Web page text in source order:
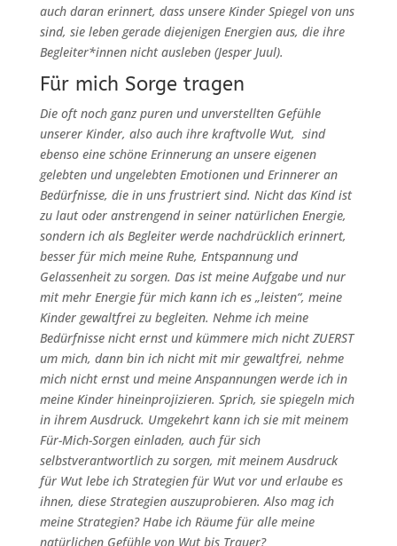
auch daran erinnert, dass unsere Kinder Spiegel von uns
sind, sie leben gerade diejenigen Energien aus, die ihre
Begleiter*innen nicht ausleben (Jesper Juul).
Für mich Sorge tragen
Die oft noch ganz puren und unverstellten Gefühle
unserer Kinder, also auch ihre kraftvolle Wut, sind
ebenso eine schöne Erinnerung an unsere eigenen
gelebten und ungelebten Emotionen und Erinnerer an
Bedürfnisse, die in uns frustriert sind. Nicht das Kind ist
zu laut oder anstrengend in seiner natürlichen Energie,
sondern ich als Begleiter werde nachdrücklich erinnert,
besser für mich meine Ruhe, Entspannung und
Gelassenheit zu sorgen. Das ist meine Aufgabe und nur
mit mehr Energie für mich kann ich es „leisten“, meine
Kinder gewaltfrei zu begleiten. Nehme ich meine
Bedürfnisse nicht ernst und kümmere mich nicht ZUERST
um mich, dann bin ich nicht mit mir gewaltfrei, nehme
mich nicht ernst und meine Anspannungen werde ich in
meine Kinder hineinprojizieren. Sprich, sie spiegeln mich
in ihrem Ausdruck. Umgekehrt kann ich sie mit meinem
Für-Mich-Sorgen einladen, auch für sich
selbstverantwortlich zu sorgen, mit meinem Ausdruck
für Wut lebe ich Strategien für Wut vor und erlaube es
ihnen, diese Strategien auszuprobieren. Also mag ich
meine Strategien? Habe ich Räume für alle meine
natürlichen Gefühle von Wut bis Trauer?